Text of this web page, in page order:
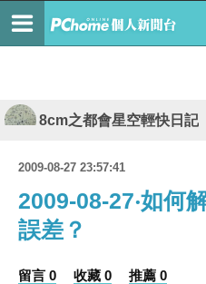
8cm之都會星空輕快日記
2009-08-27 23:57:41
2009-08-27‧如何
誤差？
留言 0 收藏 0 推薦 0